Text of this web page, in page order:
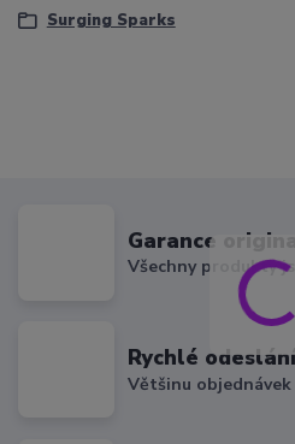
Surging Sparks
Garance
Všechny produkty
Rychlé odeslání
Většinu